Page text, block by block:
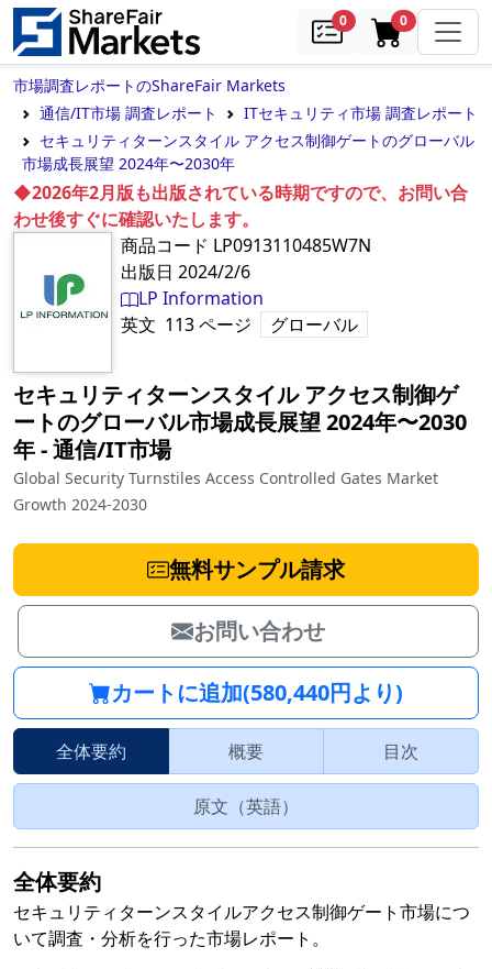
0samples0in cart
市場調査レポートのShareFair Markets
通信/IT市場 調査レポート
ITセキュリティ市場 調査レポート
セキュリティターンスタイル アクセス制御ゲートのグローバル
市場成長展望 2024年〜2030年
◆2026年2月版も出版されている時期ですので、お問い合
わせ後すぐに確認いたします。
商品コード LP0913110485W7N
出版日 2024/2/6
LP Information
英文 113ページ グローバル
セキュリティターンスタイル アクセス制御ゲ
ートのグローバル市場成長展望 2024年〜2030
年‐通信/IT市場
Global Security Turnstiles Access Controlled Gates Market
Growth 2024-2030
無料サンプル請求
お問い合わせ
カートに追加(580,440円より)
全体要約 概要 目次
原文（英語）
全体要約
セキュリティターンスタイルアクセス制御ゲート市場につ
いて調査・分析を行った市場レポート。